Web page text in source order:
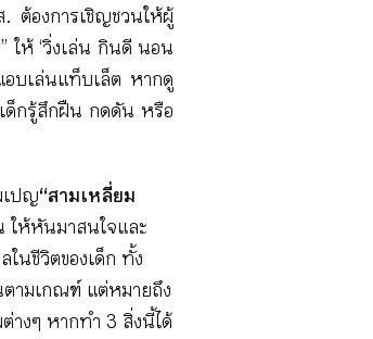
ต้องการเชิญชวนให้ผู้
ให้ ‘วิ่งเล่น กินดี นอน
อบเล่นแท็บเล็ต หากดู
เด็กรู้สึกฝืน กดดัน หรือ
เปญ“สามเหลี่ยม
ให้หันมาสนใจและ
นชีวิตของเด็ก ทั้ง
ามเกณฑ์ แต่หมายถึง
างๆ หากทำ 3 สิ่งนี้ได้